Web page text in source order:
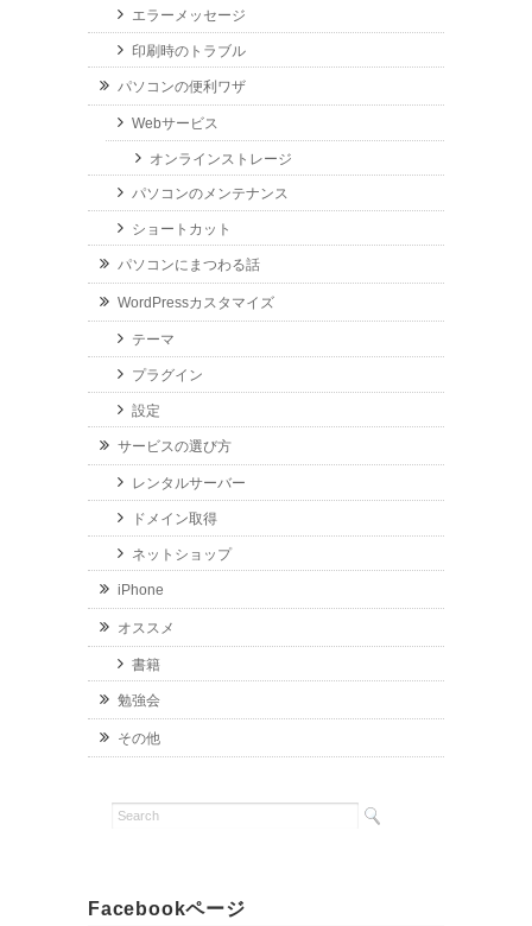
エラーメッセージ
印刷時のトラブル
パソコンの便利ワザ
Webサービス
オンラインストレージ
パソコンのメンテナンス
ショートカット
パソコンにまつわる話
WordPressカスタマイズ
テーマ
プラグイン
設定
サービスの選び方
レンタルサーバー
ドメイン取得
ネットショップ
iPhone
オススメ
書籍
勉強会
その他
Facebookページ